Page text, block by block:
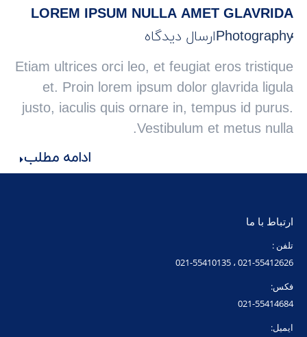
LOREM IPSUM NULLA AMET GLAVRIDA
Photographyارسال دیدگاه
Etiam ultrices orci leo, et feugiat eros tristique
et. Proin lorem ipsum dolor glavrida ligula
justo, iaculis quis ornare in, tempus id purus.
Vestibulum et metus nulla.
ادامه مطلب
ارتباط با ما
تلفن :
021-55412626 ، 021-55410135
فکس:
021-55414684
ایمیل: